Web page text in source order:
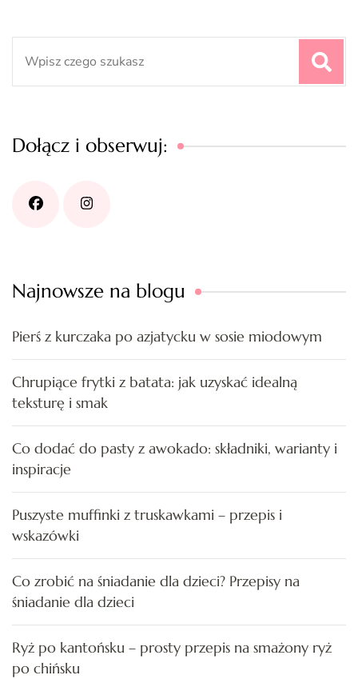
Dołącz i obserwuj:
Najnowsze na blogu
Pierś z kurczaka po azjatycku w sosie miodowym
Chrupiące frytki z batata: jak uzyskać idealną
teksturę i smak
Co dodać do pasty z awokado: składniki, warianty i
inspiracje
Puszyste muffinki z truskawkami – przepis i
wskazówki
Co zrobić na śniadanie dla dzieci? Przepisy na
śniadanie dla dzieci
Ryż po kantońsku – prosty przepis na smażony ryż
po chińsku